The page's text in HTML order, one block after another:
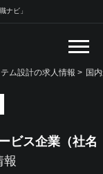
ナビ」
ム設計の求人情報 > 国
ビス企業（社名
報